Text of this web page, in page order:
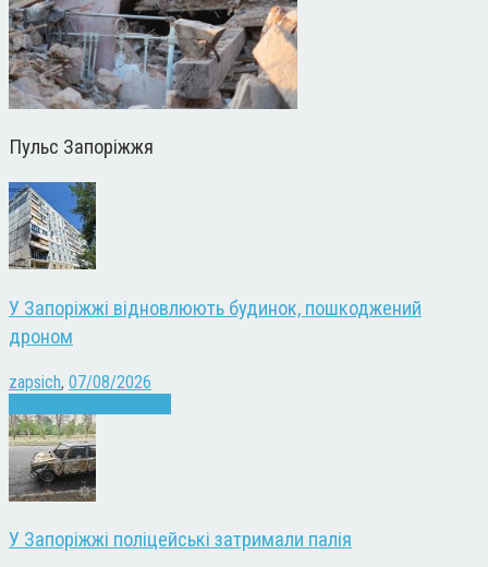
Пульс Запоріжжя
У Запоріжжі відновлюють будинок, пошкоджений
дроном
zapsich, 07/08/2026
У Запоріжжі поліцейські затримали палія